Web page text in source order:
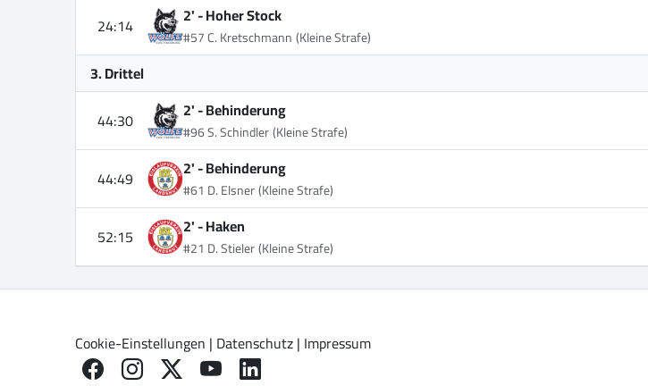
24:14 2' -Hoher Stock
#57 C. Kretschmann(Kleine Strafe)
3. Drittel
44:30
2' -Behinderung
#96 S. Schindler(Kleine Strafe)
44:49 2' -Behinderung
#61 D. Elsner(Kleine Strafe)
52:15 2' -Haken
#21 D. Stieler(Kleine Strafe)
Cookie-Einstellungen | Datenschutz| Impressum